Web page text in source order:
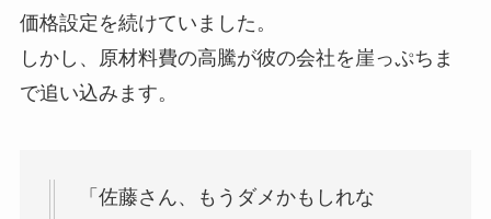
価格設定を続けていました。
しかし、原材料費の高騰が彼の会社を崖っぷちま
で追い込みます。
「佐藤さん、もうダメかもしれな